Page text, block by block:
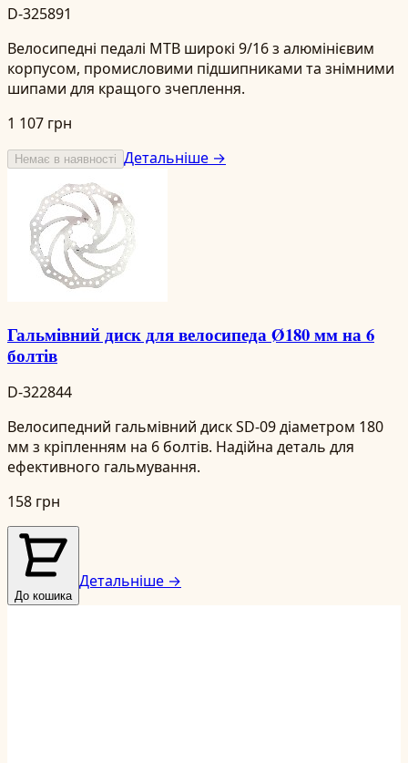
D-325891
Велосипедні педалі MTB широкі 9/16 з алюмінієвим
корпусом, промисловими підшипниками та знімними
шипами для кращого зчеплення.
1 107 грн
Немає в наявності Детальніше →
Гальмівний диск для велосипеда Ø180 мм на 6
болтів
D-322844
Велосипедний гальмівний диск SD-09 діаметром 180
мм з кріпленням на 6 болтів. Надійна деталь для
ефективного гальмування.
158 грн
До кошика
Детальніше →